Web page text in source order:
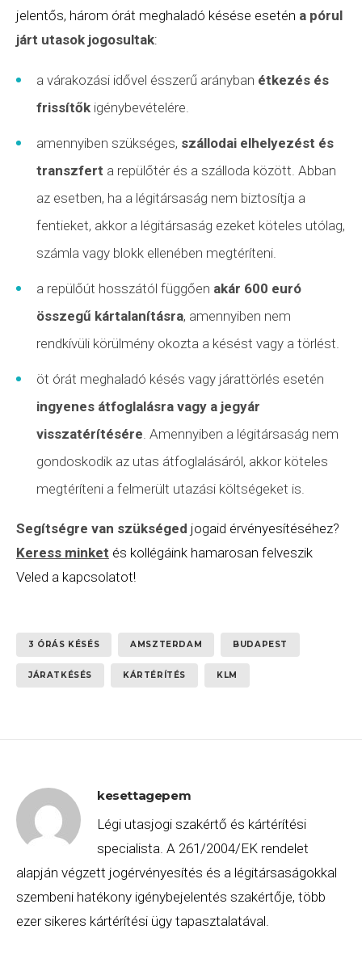
jelentős, három órát meghaladó késése esetén a pórul
járt utasok jogosultak:
a várakozási idővel ésszerű arányban étkezés és
frissítők igénybevételére.
amennyiben szükséges, szállodai elhelyezést és
transzfert a repülőtér és a szálloda között. Abban
az esetben, ha a légitársaság nem biztosítja a
fentieket, akkor a légitársaság ezeket köteles utólag,
számla vagy blokk ellenében megtéríteni.
a repülőút hosszától függően akár 600 euró
összegű kártalanításra, amennyiben nem
rendkívüli körülmény okozta a késést vagy a törlést.
öt órát meghaladó késés vagy járattörlés esetén
ingyenes átfoglalásra vagy a jegyár
visszatérítésére . Amennyiben a légitársaság nem
gondoskodik az utas átfoglalásáról, akkor köteles
megtéríteni a felmerült utazási költségeket is.
Segítségre van szükséged jogaid érvényesítéséhez?
Keress minket és kollégáink hamarosan felveszik
Veled a kapcsolatot!
3 ÓRÁS KÉSÉS AMSZTERDAM BUDAPEST
JÁRATKÉSÉS KÁRTÉRÍTÉS KLM
kesettagepem
Légi utasjogi szakértő és kártérítési
specialista. A 261/2004/EK rendelet
alapján végzett jogérvényesítés és a légitársaságokkal
szembeni hatékony igénybejelentés szakértője, több
ezer sikeres kártérítési ügy tapasztalatával.